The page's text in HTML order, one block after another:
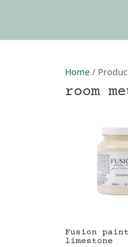
Home /
room
Fusion paint
limestone